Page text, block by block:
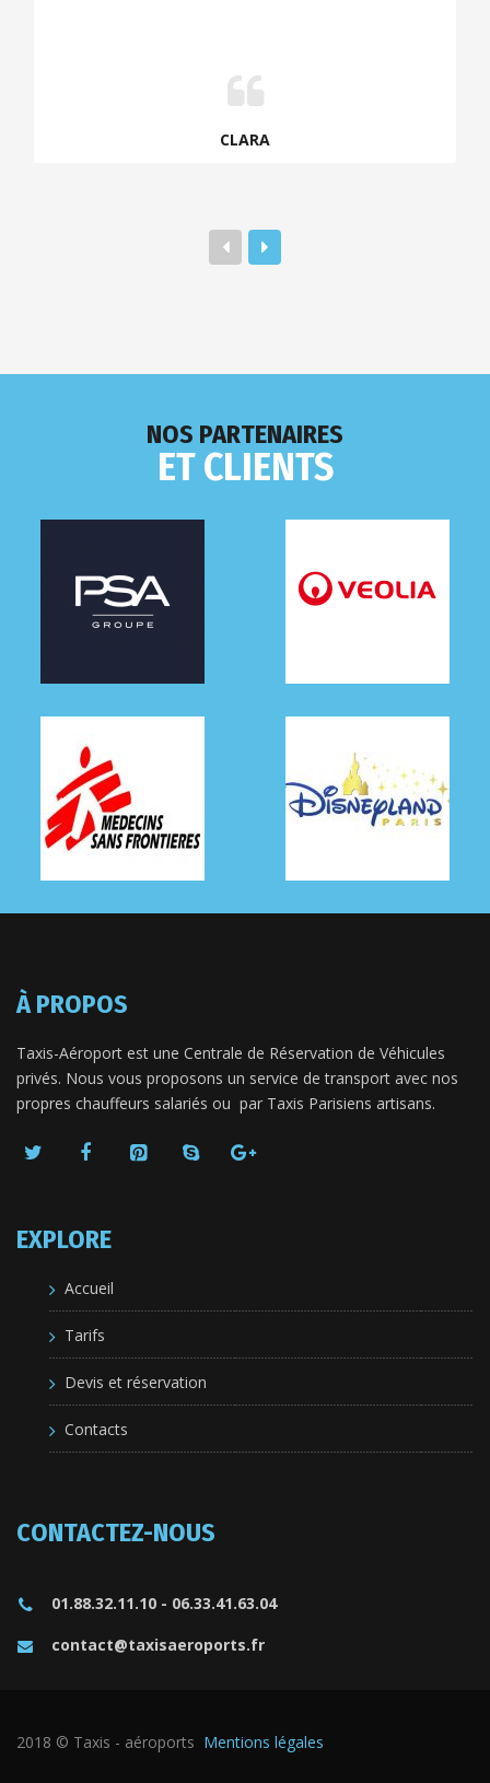
CLARA
NOS PARTENAIRES
ET CLIENTS
À PROPOS
Taxis-Aéroport est une Centrale de Réservation de Véhicules
privés. Nous vous proposons un service de transport avec nos
propres chauffeurs salariés ou par Taxis Parisiens artisans.
EXPLORE
Accueil
Tarifs
Devis et réservation
Contacts
CONTACTEZ-NOUS
01.88.32.11.10 - 06.33.41.63.04
contact@taxisaeroports.fr
2018 © Taxis - aéroports Mentions légales